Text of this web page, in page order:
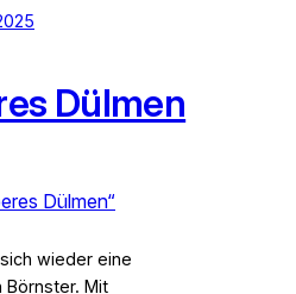
Dülmen
Dülmen“
wieder eine
Börnster. Mit